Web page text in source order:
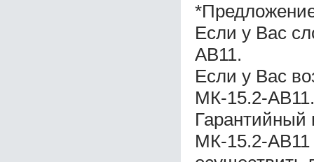
Если у Вас
АВ11.
Если у Вас
МК-15.2-АВ11.
Гарантийный
МК-15.2-АВ11